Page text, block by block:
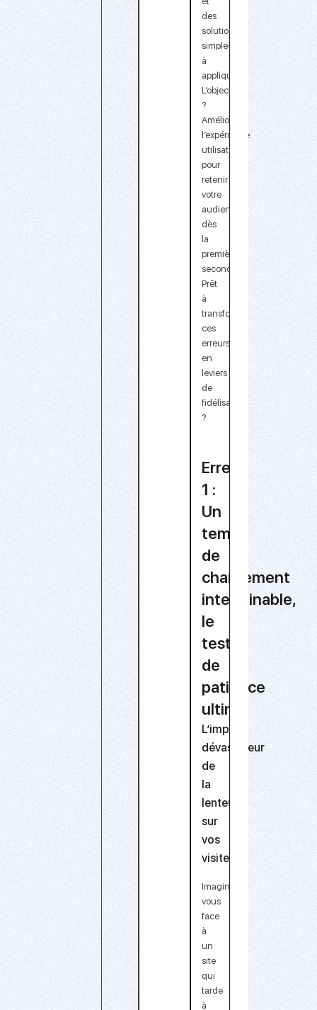
des
solutions
simples
à
appliquer.
L’objectif
?
Améliorer
l’expérience
utilisateur
pour
retenir
votre
audience
dès
la
première
seconde.
Prêt
à
transformer
ces
erreurs
en
leviers
de
fidélisation
?
Erreur
1 :
Un
temps
de
chargement
interminable,
le
test
de
patience
ultime
L’impact
dévastateur
de
la
lenteur
sur
vos
visiteurs
Imaginez-
vous
face
à
un
site
qui
tarde
à